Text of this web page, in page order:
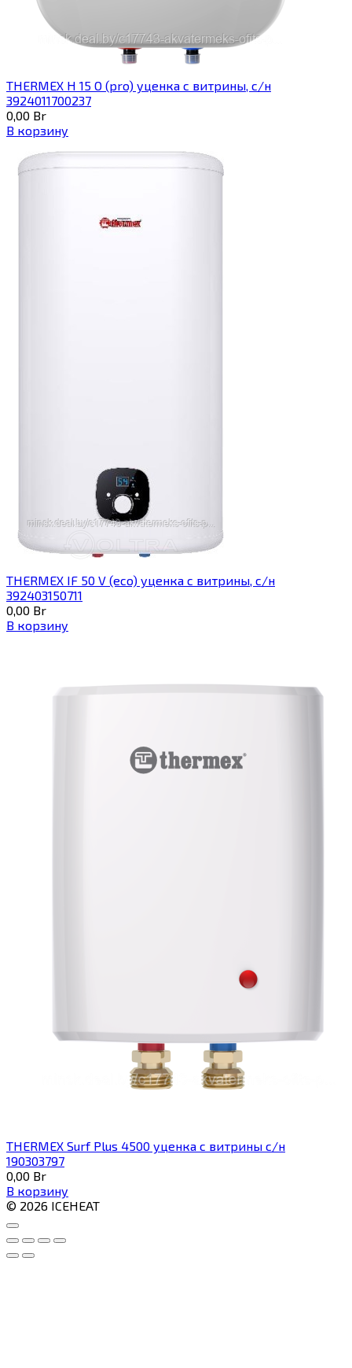
THERMEX H 15 O (pro) уценка с витрины, с/н
3924011700237
0,00 Br
В корзину
THERMEX IF 50 V (eco) уценка c витрины, с/н
392403150711
0,00 Br
В корзину
THERMEX Surf Plus 4500 уценка с витрины с/н
190303797
0,00 Br
В корзину
© 2026 ICEHEAT